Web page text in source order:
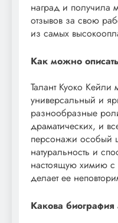
наград и получила
отзывов за свою
из самых
Как можно
Талант Куоко Кейли
универсальный и
разнообразные
драматических, и
персонажи особый
натуральность и
настоящую химию с
делает ее
Какова